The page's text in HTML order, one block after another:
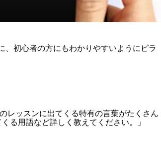
、初心者の方にもわかりやすいようにピラ
レッスンに出てくる特有の言葉がたくさん
る用語など詳しく教えてください。」